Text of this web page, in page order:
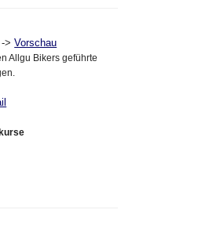
->Vorschau
Allgu Bikers geführte